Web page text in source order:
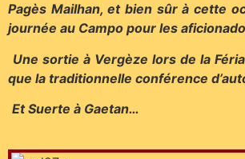
Pagès Mailhan, et bien sûr à cette
journée au Campo pour les
Une sortie à Vergèze lors de la
que la traditionnelle conférence
Et Suerte à Gaetan…